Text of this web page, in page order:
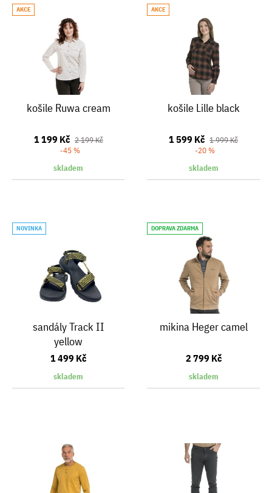
AKCE
košile Ruwa cream
1 199 Kč 2 199 Kč
-45 %
skladem
AKCE
košile Lille black
1 599 Kč 1 999 Kč
-20 %
skladem
NOVINKA
sandály Track II
yellow
1 499 Kč
skladem
DOPRAVA ZDARMA
mikina Heger camel
2 799 Kč
skladem